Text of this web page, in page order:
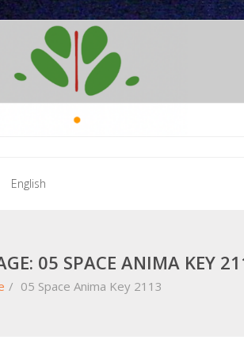
English
05 SPACE ANIMA KEY
/ 05 Space Anima Key 2113